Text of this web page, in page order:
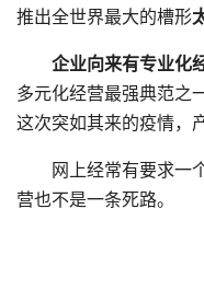
推出全世界最大的槽形
企业向来有专业化
多元化经营最强典范之
这次突如其来的疫情，
网上经常有要求一
营也不是一条死路。